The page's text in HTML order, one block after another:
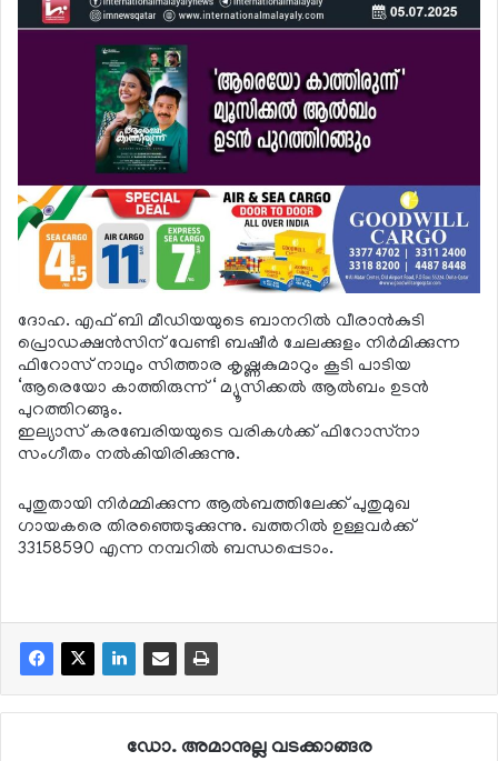
ദോഹ. എഫ് ബി മീഡിയയുടെ ബാനറില്‍ വീരാന്‍കുടി
പ്രൊഡക്ഷന്‍സിന് വേണ്ടി ബഷീര്‍ ചേലക്കുളം നിര്‍മിക്കുന്ന
ഫിറോസ് നാഥും സിത്താര കൃഷ്ണകുമാറും കൂടി പാടിയ
‘ആരെയോ കാത്തിരുന്ന് ‘ മ്യൂസിക്കല്‍ ആല്‍ബം ഉടന്‍
പുറത്തിറങ്ങും.
ഇല്യാസ് കരബേരിയയുടെ വരികള്‍ക്ക് ഫിറോസ്‌നാ
സംഗീതം നല്‍കിയിരിക്കുന്നു.
പുതുതായി നിര്‍മ്മിക്കുന്ന ആല്‍ബത്തിലേക്ക് പുതുമുഖ
ഗായകരെ തിരഞ്ഞെടുക്കുന്നു. ഖത്തറില്‍ ഉള്ളവര്‍ക്ക്
33158590 എന്ന നമ്പറില്‍ ബന്ധപ്പെടാം.
ഡോ. അമാനുല്ല വടക്കാങ്ങര